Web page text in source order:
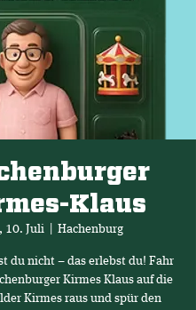
Klaus
10. Juli Hachenburg
du nicht – das erlebst du! Fahr
Kirmes Klaus auf die
Kirmes raus und spür den